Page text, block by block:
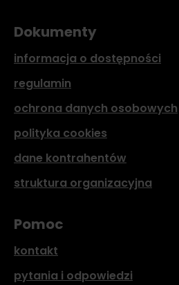
Dokumenty
informacja o dostępności
regulamin
ochrona danych osobowych
polityka cookies
dane kontrahentów
struktura organizacyjna
Pomoc
kontakt
pytania i odpowiedzi